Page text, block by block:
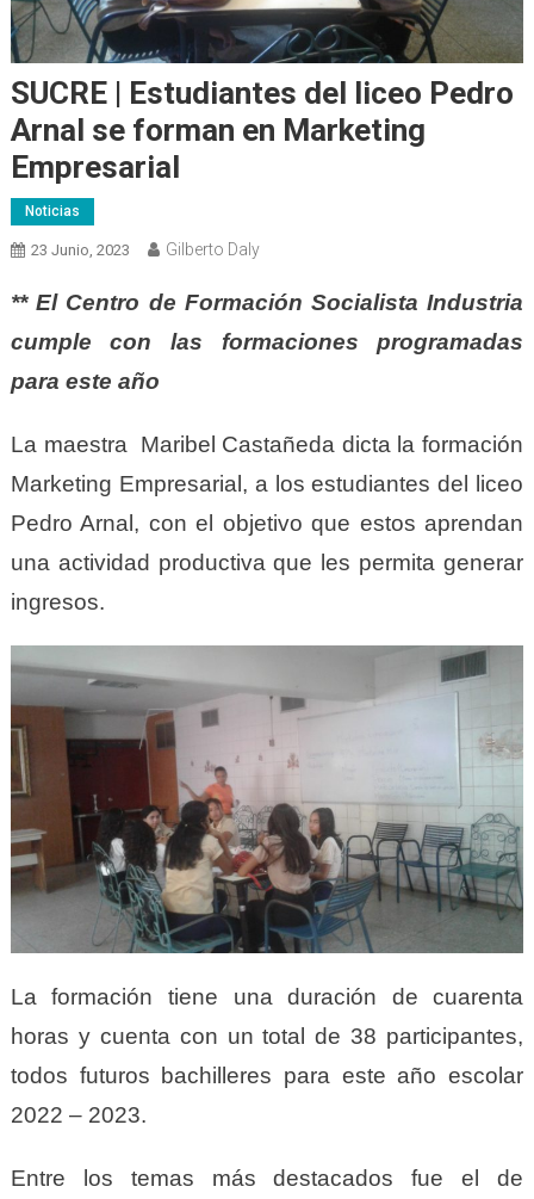
SUCRE | Estudiantes del liceo Pedro
Arnal se forman en Marketing
Empresarial
Noticias
23 Junio, 2023 Gilberto Daly
** El Centro de Formación Socialista Industria
cumple con las formaciones programadas
para este año
La maestra Maribel Castañeda dicta la formación
Marketing Empresarial, a los estudiantes del liceo
Pedro Arnal, con el objetivo que estos aprendan
una actividad productiva que les permita generar
ingresos.
La formación tiene una duración de cuarenta
horas y cuenta con un total de 38 participantes,
todos futuros bachilleres para este año escolar
2022 – 2023.
Entre los temas más destacados fue el de